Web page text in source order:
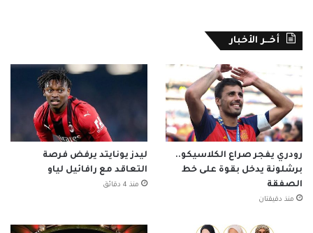
أخــر الأخبار
رودري يفجر صراع الكلاسيكو..
برشلونة يدخل بقوة على خط
الصفقة
منذ دقيقتان
ليدز يونايتد يرفض فرصة
التعاقد مع رافائيل لياو
منذ 4 دقائق